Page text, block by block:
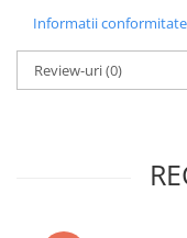
Informatii
Review-uri(0)